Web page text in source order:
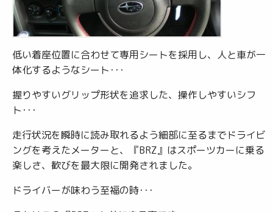
低い着座位置に合わせて専用シートを採用し、人と車が一
体化するようなシート･･･
握りやすいグリップ形状を追求した、操作しやすいシフ
ト･･･
走行状況を瞬時に読み取れるよう細部に至るまでドライビ
ングを考えたメーターと、『BRZ』はスポーツカーに乗る
楽しさ、歓びを最大限に開発されました。
ドライバーが味わう至福の時･･･